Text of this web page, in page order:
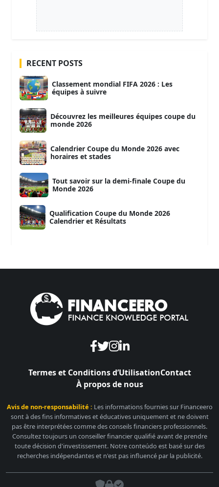
RECENT POSTS
Classement mondial FIFA 2026 : Les
équipes à suivre
Découvrez les meilleures équipes coupe du
monde 2026
Calendrier Coupe du Monde 2026 avec
horaires et stades
Tout savoir sur la demi-finale Coupe du
Monde 2026
Qualification Coupe du Monde 2026
Calendrier et Résultats
Termes et Conditions d’UtilisationContact
À propos de nous
Avis de non-responsabilité : Les informations fournies sur Financeero
sont à des fins informatives et éducatives uniquement et ne doivent
pas être interprétées comme des conseils financiers professionnels.
Consultez toujours un conseiller financier qualifié avant de prendre
toute décision d'investissement. Notre conteúdo est basé sur des
recherches indépendantes et n'est pas influencé par la publicité.